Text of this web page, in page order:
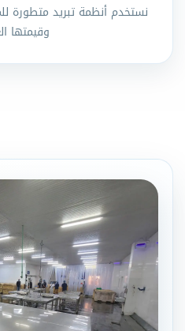
نستخدم أنظمة تبريد متطورة
وقيمتها